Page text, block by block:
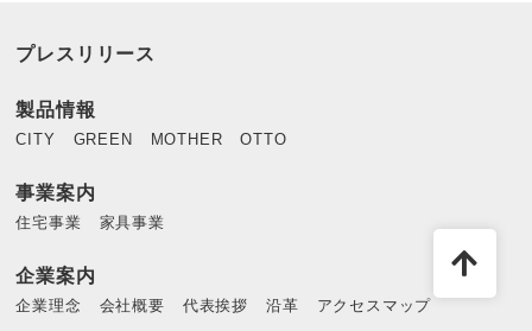
プレスリリース
製品情報
CITY GREEN MOTHER OTTO
事業案内
住宅事業 家具事業
企業案内
企業理念 会社概要 代表挨拶 沿革 アクセスマップ